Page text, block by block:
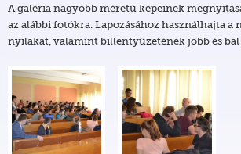
A galéria nagyobb méretű képeinek
az alábbi fotókra. Lapozásához használhajta a
nyilakat, valamint billentyűzetének jobb és bal